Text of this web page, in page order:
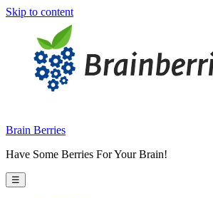
Skip to content
Brain Berries
Have Some Berries For Your Brain!
☰